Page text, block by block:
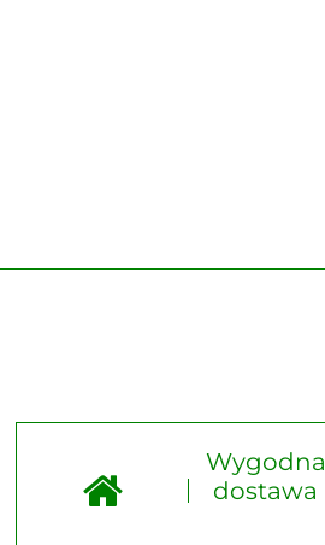
Wygodna
dostawa